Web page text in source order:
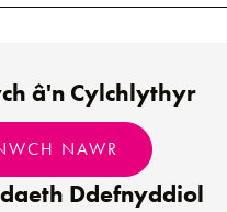
Ddefnyddiol
â'n Cylchlythyr
NAWR